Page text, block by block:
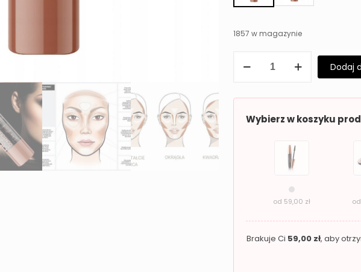
1857 w magazynie
Dodaj
Wybierz w koszyku
od 59,00 zł
Brakuje Ci 59,00 zł, aby